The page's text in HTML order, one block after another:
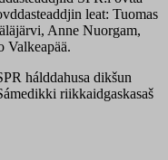
leat: Tuomas
Anne Nuorgam,
hálddahusa dikšun
riikkaidgaskasaš